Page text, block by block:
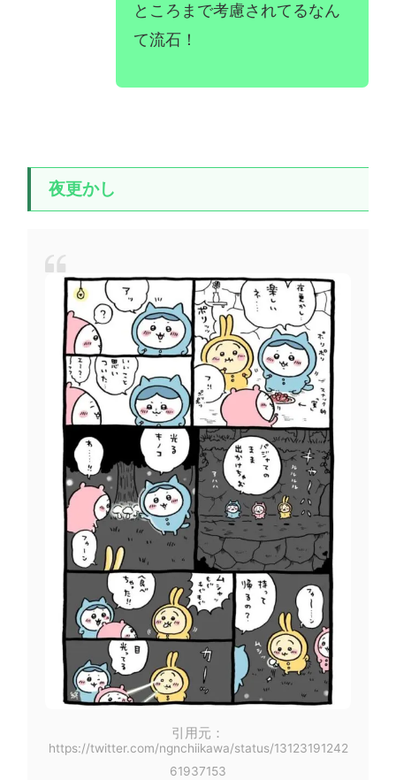
ところまで考慮されてるなん
て流石！
夜更かし
引用元：
https://twitter.com/ngnchiikawa/status/13123191242
61937153